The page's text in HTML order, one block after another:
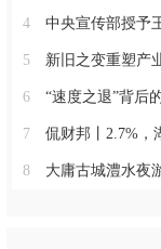
4 中央宣传部授予
5 新旧之变重塑产业之势
6 “速度之退”背后的“质量
7 侃财邦丨2.7%，湖
8 大庸古城澧水夜游邂